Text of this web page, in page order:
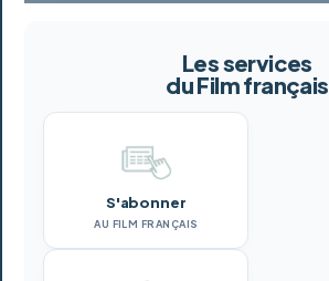
Les services
du Film français
S'abonner
AU FILM FRANÇAIS